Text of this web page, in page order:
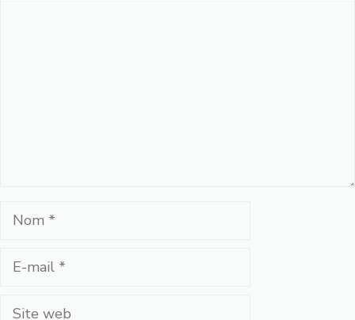
Nom
Site